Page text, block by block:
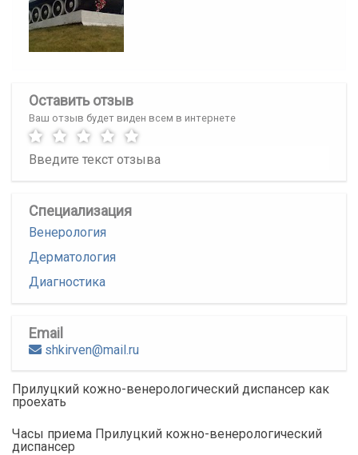
Оставить отзыв
Ваш отзыв будет виден всем в интернете
Специализация
Венерология
Дерматология
Диагностика
Email
shkirven@mail.ru
Прилуцкий кожно-венерологический диспансер как
проехать
Часы приема Прилуцкий кожно-венерологический
диспансер